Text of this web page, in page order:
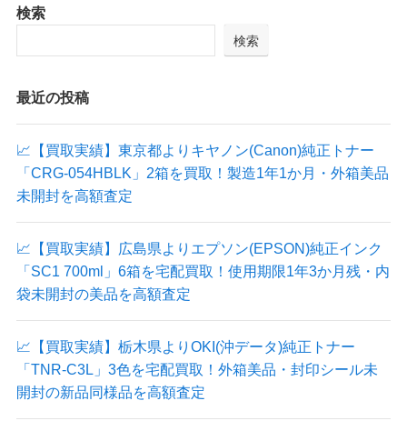
検索
検索
最近の投稿
📈【買取実績】東京都よりキヤノン(Canon)純正トナー
「CRG-054HBLK」2箱を買取！製造1年1か月・外箱美品
未開封を高額査定
📈【買取実績】広島県よりエプソン(EPSON)純正インク
「SC1 700ml」6箱を宅配買取！使用期限1年3か月残・内
袋未開封の美品を高額査定
📈【買取実績】栃木県よりOKI(沖データ)純正トナー
「TNR-C3L」3色を宅配買取！外箱美品・封印シール未
開封の新品同様品を高額査定